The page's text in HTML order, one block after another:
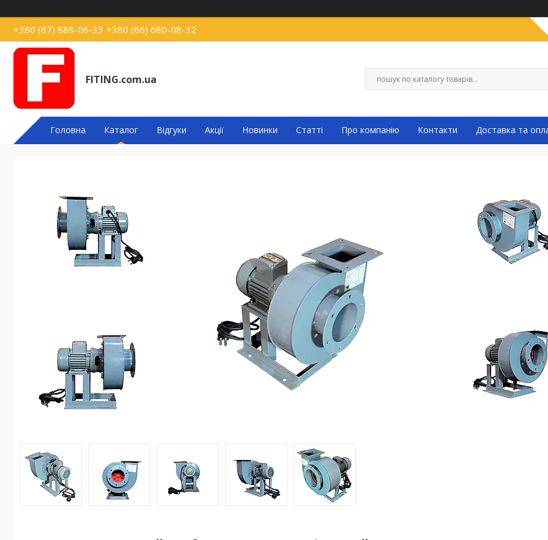
+380 (67) 888-06-33 +380 (66) 680-08-32
FITING.com.ua
Головна Каталог Відгуки Акції Новинки Статті Про компанію Контакти Доставка та